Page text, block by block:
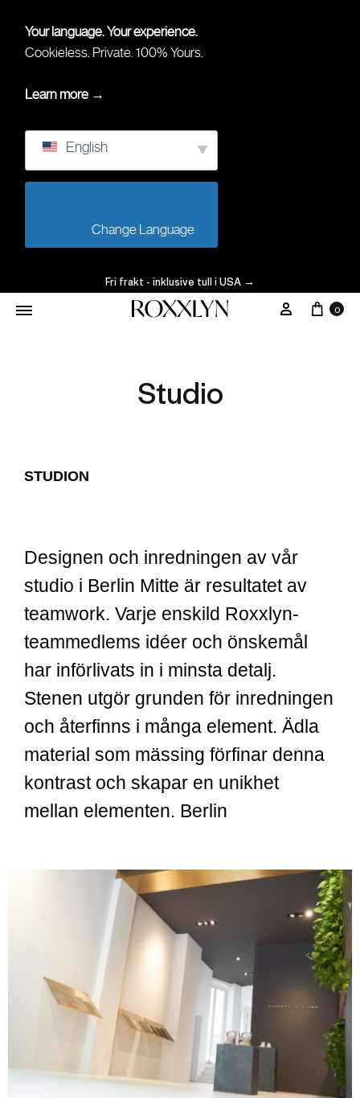
Your language. Your experience.
Cookieless. Private. 100% Yours.
Learn more →
English
Fri frakt - inklusive tull i USA →
0
Studio
STUDION
Designen och inredningen av vår
studio i Berlin Mitte är resultatet av
teamwork. Varje enskild Roxxlyn-
teammedlems idéer och önskemål
har införlivats in i minsta detalj.
Stenen utgör grunden för inredningen
och återfinns i många element. Ädla
material som mässing förfinar denna
kontrast och skapar en unikhet
mellan elementen. Berlin